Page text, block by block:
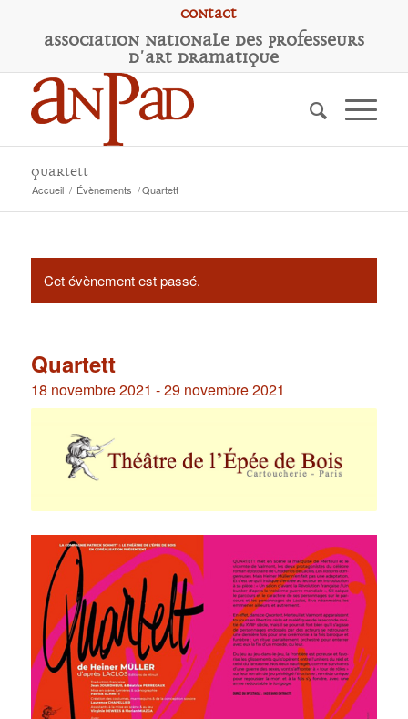
Contact
Association Nationale des Professeurs
d'Art Dramatique
Quartett
Accueil / Évènements /Quartett
Cet évènement est passé.
Quartett
18 novembre 2021 -29 novembre 2021